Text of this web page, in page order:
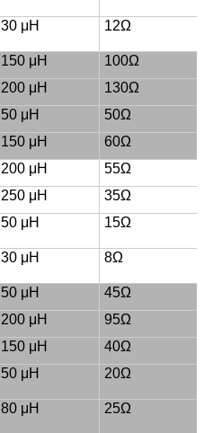
30 μH 12Ω
150 μH
100Ω
200 μH
130Ω
50 μH
50Ω
150 μH
60Ω
200 μH
55Ω
250 μH
35Ω
50 μH 15Ω
30 μH 8Ω
50 μH
45Ω
200 μH
95Ω
150 μH
40Ω
50 μH 20Ω
80 μH 25Ω